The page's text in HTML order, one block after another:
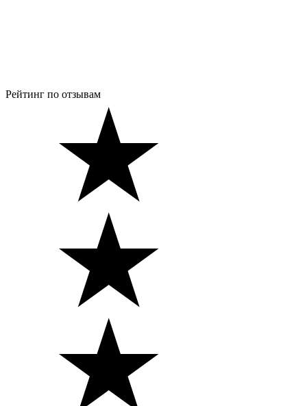
Рейтинг по отзывам